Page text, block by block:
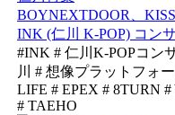
BOYNEXTDOOR、
INK (仁川 K-POP) コン
#INK # 仁川K-POPコン
川 # 想像プラットフォ
LIFE # EPEX # 8TURN
# TAEHO